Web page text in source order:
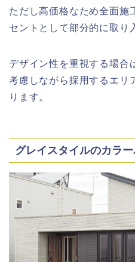
ただし高価格なため全面施
セントとして部分的に取り
デザイン性を重視する場合
考慮しながら採用するエリ
ります。
グレイスタイルのカラ